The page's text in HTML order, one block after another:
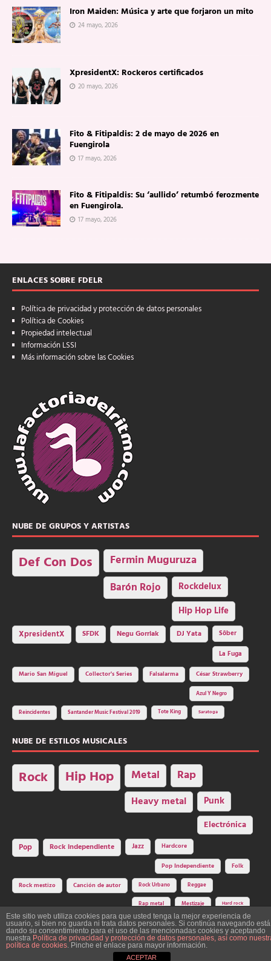
Iron Maiden: Música y arte que forjaron un mito
24 mayo, 2026
XpresidentX: Rockeros certificados
20 mayo, 2026
Fito & Fitipaldis: 2 de mayo de 2026 en
Fuengirola
17 mayo, 2026
Fito & Fitipaldis: Su ‘aullido’ retumbó ferozmente
en Fuengirola.
17 mayo, 2026
ENLACES SOBRE FDELR
Política de privacidad y protección de datos personales
Política de Cookies
Propiedad intelectual
Información LSSI
Más información sobre las Cookies
NUBE DE GRUPOS Y ARTISTAS
Def Con Dos Fermin Muguruza
Barón Rojo Rockdelux
Hip Hop Life
XpresidentX SFDK Negu Gorriak DJ Yata
Sôber
La Fuga
Mario San Miguel
Collector's Series Falsalarma César Strawberry
Azul Y Negro
Reincidentes Santander Music Festival 2019 Tote King Saratoga
NUBE DE ESTILOS MUSICALES
Rock Hip Hop Metal Rap
Heavy metal Punk
Electrónica
Pop Rock independiente Jazz Hardcore
Pop Independiente Folk
Rock mestizo Canción de autor Rock Urbano Reggae
Rap metal Mestizaje Hard rock
Construcción y diseño: La Factoría del Ritmo Art Studio. Edita: Asociación
Cultural Y Dale Ritmo!
Este sitio web utiliza cookies para que usted tenga la mejor experiencia de
usuario, si bien no guarda ni trata datos personales. Si continúa navegando está
dando su consentimiento para el uso de las mencionadas cookies y aceptando
nuestra Política de privacidad y protección de datos personales, así como
política de cookies. Pinche el enlace para mayor información.
ACEPTAR